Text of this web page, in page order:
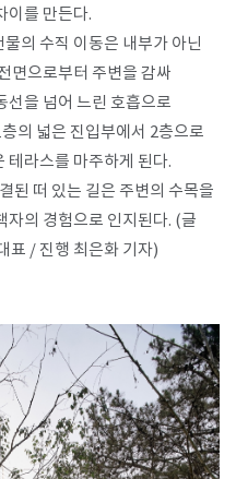
이를 만든다.
의 수직 이동은 내부가 아닌
면으로부터 주변을 감싸
선을 넘어 느린 호흡으로
의 넓은 진입부에서 2층으로
테라스를 마주하게 된다.
된 떠 있는 길은 주변의 수목을
자의 경험으로 인지된다. (글
표 / 진행 최은화 기자)